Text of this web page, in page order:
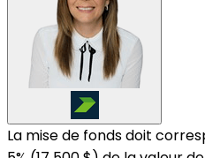
La mise de fonds doit